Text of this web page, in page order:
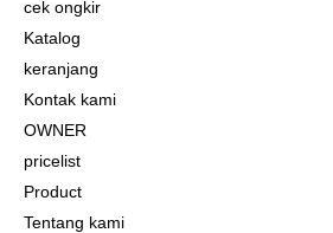
cek ongkir
Katalog
keranjang
Kontak kami
OWNER
pricelist
Product
Tentang kami